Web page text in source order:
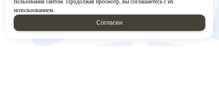
пользования сайтом. Продолжая просмотр, вы соглашаетесь с их
использованием.
Согласен